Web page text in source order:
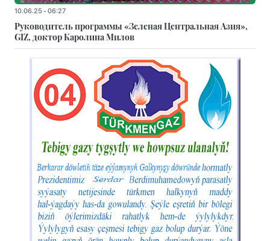
10.06.25 - 06:27
Руководитель программы «Зеленая Центральная Азия»,
GIZ, доктор Каролина Милов